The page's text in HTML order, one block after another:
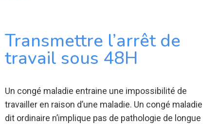
Transmettre l’arrêt de
travail sous 48H
Un congé maladie entraine une impossibilité de
travailler en raison d’une maladie. Un congé maladie
dit ordinaire n’implique pas de pathologie de longue